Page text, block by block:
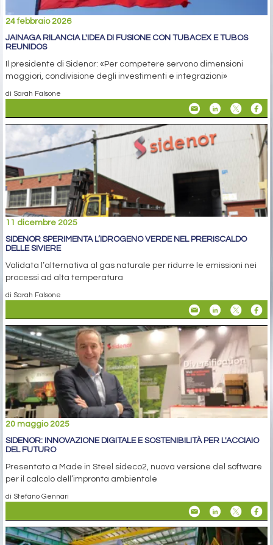
24 febbraio 2026
JAINAGA RILANCIA L'IDEA DI FUSIONE CON TUBACEX E TUBOS
REUNIDOS
Il presidente di Sidenor: «Per competere servono dimensioni
maggiori, condivisione degli investimenti e integrazioni»
di Sarah Falsone
11 dicembre 2025
SIDENOR SPERIMENTA L’IDROGENO VERDE NEL PRERISCALDO
DELLE SIVIERE
Validata l’alternativa al gas naturale per ridurre le emissioni nei
processi ad alta temperatura
di Sarah Falsone
20 maggio 2025
SIDENOR: INNOVAZIONE DIGITALE E SOSTENIBILITÀ PER L'ACCIAIO
DEL FUTURO
Presentato a Made in Steel sideco2, nuova versione del software
per il calcolo dell’impronta ambientale
di Stefano Gennari